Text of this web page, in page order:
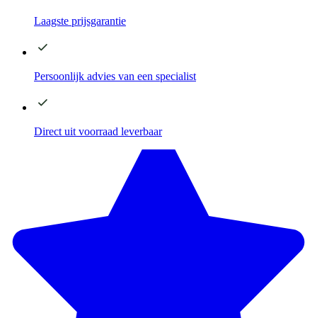
Laagste prijsgarantie
Persoonlijk advies van een specialist
Direct uit voorraad leverbaar